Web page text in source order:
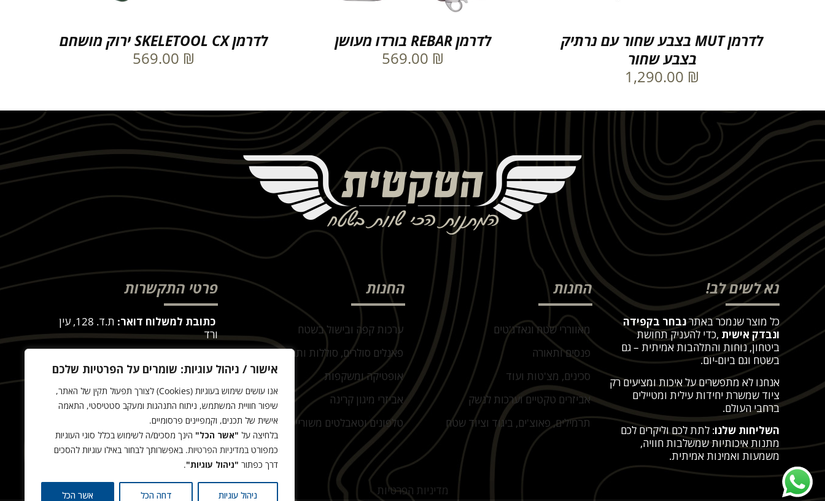
אישור / ניהול עוגיות: שומרים על הפרטיות שלכם
אנו עושים שימוש בעוגיות (Cookies) לצורך תפעול תקין של האתר,
שיפור חוויית המשתמש, ניתוח התנהגות ומעקב סטטיסטי, התאמה
אישית של תכנים, וקמפיינים פרסומיים.
בלחיצה על "אשר הכל" הינך מסכים/ה לשימוש בכלל סוגי העוגיות
כמפורט במדיניות הפרטיות. באפשרותך לבחור באילו עוגיות להסכים
דרך כפתור "ניהול עוגיות".
ניהול עוגיות דחה הכל אשר הכל
לדרמן MUT בצבע שחור עם נרתיק
בצבע שחור
1,290.00 ₪
לדרמן REBAR בורדו מעושן
569.00 ₪
לדרמן SKELETOOL CX ירוק מושחם
569.00 ₪
נא לשים לב!
כל מוצר שנמכר באתרנבחר בקפידה
ונבדק אישית ,כדי להעניק תחושת
ביטחון, נוחות והתלהבות אמיתית – גם
בשטח וגם ביום-יום.
אנחנו לא מתפשרים על איכות ומציעים רק
ציוד שמשרת יחידות עילית ומטיילים
ברחבי העולם.
השליחות שלנו: לתת לכם וליקרים לכם
מתנות איכותיות שמשלבות חוויה,
משמעות ואמינות אמיתית.
החנות
מאווררי שטח וגאדג'טים
פנסים ותאורה
סכינים, מצ'טות ועוד
אביזרים טקטיים וערכות לנשק
תרמילים, פאוצ'ים, ביגוד וציוד שטח
החנות
ערכות קפה ובישול בשטח
פאנלים סולרים, סוללות ותחנות כח
אופטיקה ומשקפות
אביזרי מיגון קרינה
טלפונים וטאבלטים משוריינים
פרטי התקשרות
כתובת למשלוח דואר:
ת.ד. 128, עין
ורד
ורד
שירות לקוחות:054-8668999
office@tactit.co.il
שעות פעילות:9:00 – 17:00
מדיניות הפרטיות